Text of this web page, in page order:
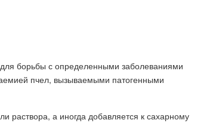
борьбы с определенными заболеваниями
пчел, вызываемыми патогенными
раствора, а иногда добавляется к сахарному